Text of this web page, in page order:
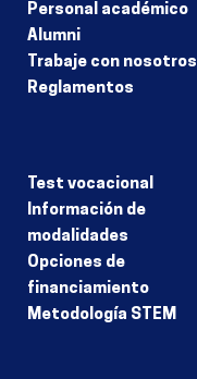
Personal académico
Alumni
Trabaje con nosotros
Reglamentos
Test vocacional
Información de
modalidades
Opciones de
financiamiento
Metodología STEM